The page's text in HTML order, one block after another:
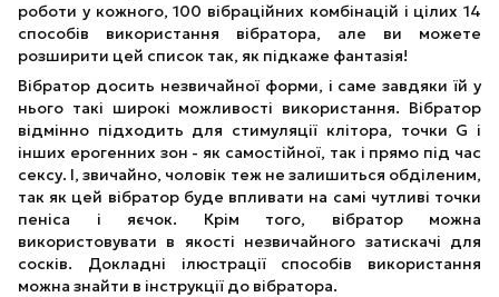
роботи у кожного, 100 вібраційних комбінацій і цілих 14
способів використання вібратора, але ви можете
розширити цей список так, як підкаже фантазія!
Вібратор досить незвичайної форми, і саме завдяки їй у
нього такі широкі можливості використання. Вібратор
відмінно підходить для стимуляції клітора, точки G і
інших ерогенних зон - як самостійної, так і прямо під час
сексу. І, звичайно, чоловік теж не залишиться обділеним,
так як цей вібратор буде впливати на самі чутливі точки
пеніса і яєчок. Крім того, вібратор можна
використовувати в якості незвичайного затискачі для
сосків. Докладні ілюстрації способів використання
можна знайти в інструкції до вібратора.